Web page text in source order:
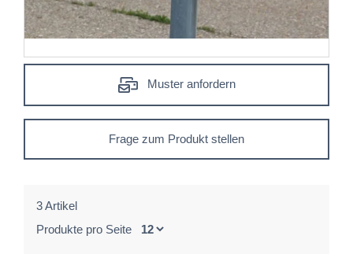
Muster anfordern
Frage zum Produkt stellen
3 Artikel
Produkte pro Seite